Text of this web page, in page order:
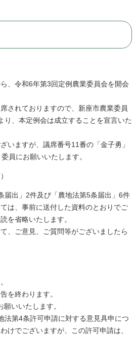
、令和6年第3回定例農業委員会を開会
されておりますので、新座市農業委員
り、本定例会は成立することを宣言いた
いますが、議席番号11番の「金子勇」
員にお願いいたします。
届出」2件及び「農地法第5条届出」6件
は、事前に送付した資料のとおりでご
を省略いたします。
、ご意見、ご質問等がございましたら
を終わります。
いいたします。
法第4条許可申請に対する意見具申につ
けでございますが、この許可申請は、